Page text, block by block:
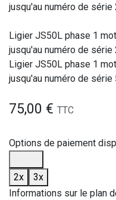
jusqu'au numéro de série
Ligier JS50L phase 1
jusqu'au numéro de série
Ligier JS50L phase 1
jusqu'au numéro de série
75,00 € TTC
Options de paiement
2x
3x
Informations sur le plan